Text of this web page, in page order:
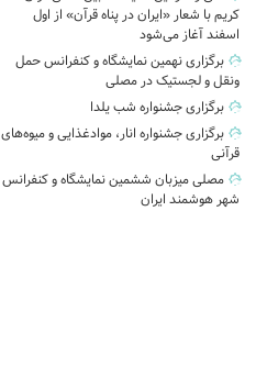
کریم با شعار «ایران در پناه قرآن» از اول
اسفند آغاز می‌شود
برگزاری نهمین نمایشگاه و کنفرانس حمل‌
ونقل و لجستیک در مصلی
برگزاری جشنواره شب یلدا
برگزاری جشنواره انار، موادغذایی و میوه‌های
قرآنی
مصلی میزبان ششمین نمایشگاه و کنفرانس
شهر هوشمند ایران